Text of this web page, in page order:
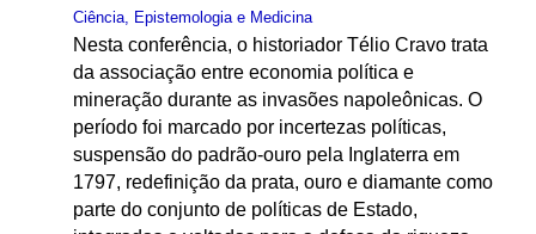
Ciência, Epistemologia e Medicina
Nesta conferência, o historiador Télio Cravo trata
da associação entre economia política e
mineração durante as invasões napoleônicas. O
período foi marcado por incertezas políticas,
suspensão do padrão-ouro pela Inglaterra em
1797, redefinição da prata, ouro e diamante como
parte do conjunto de políticas de Estado,